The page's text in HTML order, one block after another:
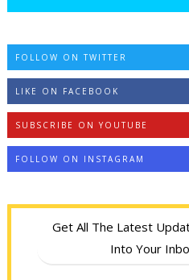
FOLLOW ON TWITTER
LIKE ON FACEBOOK
SUBSCRIBE ON YOUTUBE
FOLLOW ON INSTAGRAM
Get All The Latest
Into Your